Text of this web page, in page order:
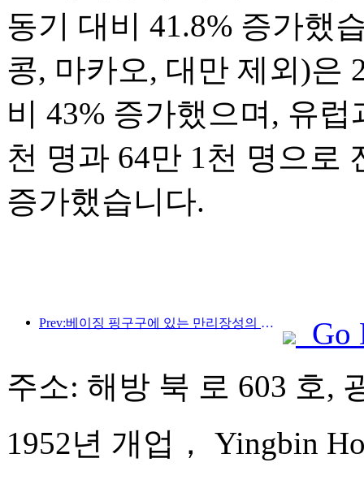
동기 대비 41.8% 증가했
콩, 마카오, 대만 제외)은
비 43% 증가했으며, 유
천 명과 64만 1천 명으로
증가했습니다.
Prev:베이징 핑구구에 있는 만리장성의 장쥔관 구간은 이르면 2026년 말에 일반에 개방될 예정이다.
Go
주소: 해방 북 로 603 호,
1952년 개업， Yingbin